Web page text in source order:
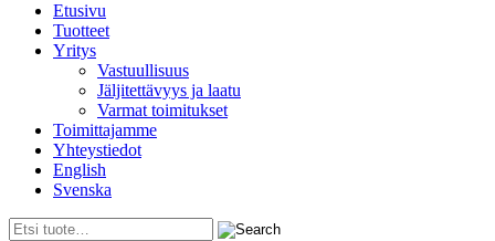
Etusivu
Tuotteet
Yritys
Vastuullisuus
Jäljitettävyys ja laatu
Varmat toimitukset
Toimittajamme
Yhteystiedot
English
Svenska